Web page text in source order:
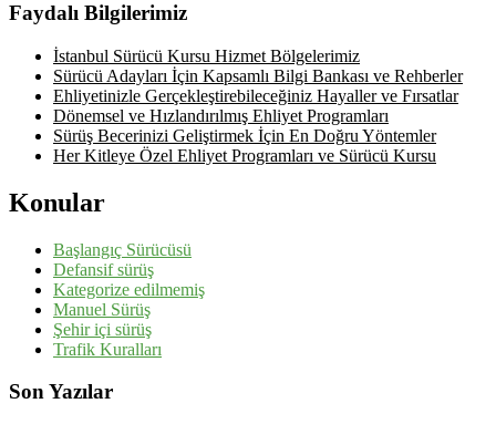
Faydalı Bilgilerimiz
İstanbul Sürücü Kursu Hizmet Bölgelerimiz
Sürücü Adayları İçin Kapsamlı Bilgi Bankası ve Rehberler
Ehliyetinizle Gerçekleştirebileceğiniz Hayaller ve Fırsatlar
Dönemsel ve Hızlandırılmış Ehliyet Programları
Sürüş Becerinizi Geliştirmek İçin En Doğru Yöntemler
Her Kitleye Özel Ehliyet Programları ve Sürücü Kursu
Konular
Başlangıç Sürücüsü
Defansif sürüş
Kategorize edilmemiş
Manuel Sürüş
Şehir içi sürüş
Trafik Kuralları
Son Yazılar